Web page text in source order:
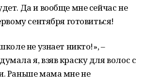
Да и вообще мне сейчас не
сентября готовиться!
не узнает никто!», –
я, взяв краску для волос с
Раньше мама мне не